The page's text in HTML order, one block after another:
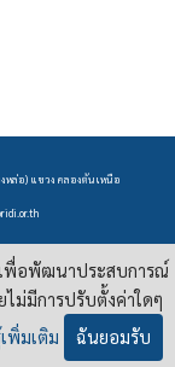
ล่อ) แขวง คลองตันเหนือ
เว็บไซต์https://pridi.or.th
ช่เชิงพาณิชย์ 4.0 สากล
เพื่อพัฒนาประสบการณ์
ม่มีการปรับตั้งค่าใดๆ
พิ่มเติม ฉันยอมรับ